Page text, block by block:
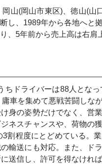
山(岡山市東区)、徳山(山
し、1989年から各地へと
、5年前から売上高は右肩
ドライバーは88人とな
車を集めて悪戦苦闘しな
身の姿勢だけでなく、営
ネスチャンスや、荷物の
割程度にとどめている。
輸送にも対応。また、ド
送信し、許可を得なけれ